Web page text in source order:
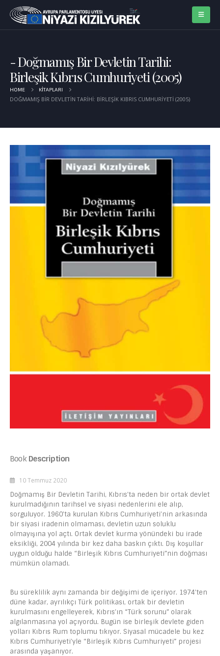
Doğmamış Bir Devletin Tarihi:
Birleşik Kıbrıs Cumhuriyeti (2005)
HOME KITAPLARI
DOĞMAMIŞ BIR DEVLETIN TARIHI: BIRLEŞIK KIBRIS CUMHURIYETI (2005)
BookDescription
10 Temmuz 2020
Doğmamış Bir Devletin Tarihi, Kıbrıs’ta neden bir ortak devlet
kurulmadığının tarihsel ve siyasi nedenlerini ele alıp,
sorguluyor. 1960’ta kurulan Kıbrıs Cumhuriyeti’nin arkasında
bir siyasi iradenin olmaması, devletin uzun soluklu
olmayışına yol açtı. Ortak devlet kurma yönündeki bu irade
eksikliği, 2004 yılında bir kez daha baskın çıktı. Dış koşullar
uygun olduğu halde “Birleşik Kıbrıs Cumhuriyeti”nin doğması
mümkün olamadı.
Bu süreklilik aynı zamanda bir değişimi de içeriyor. 1974’ten
düne kadar, ayrılıkçı Türk politikası, ortak bir devletin
kurulmasını engelleyerek, Kıbrıs’ın “Türk sorunu” olarak
algılanmasına yol açıyordu. Bugün ise birleşik devlete giden
yolları Kıbrıs Rum toplumu tıkıyor. Siyasal mücadele bu kez
Kıbrıs Cumhuriyeti’yle “Birleşik Kıbrıs Cumhuriyeti” projesi
arasında yaşanıyor.